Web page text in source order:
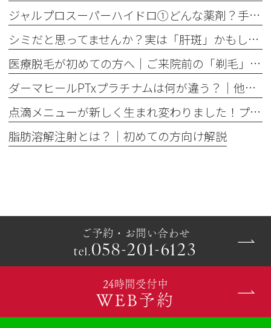
ジャルプロスーパーハイドロ①どんな薬剤？手打ちとハイコックスの違いも解説
シミだと思ってませんか？実は「肝斑」かもしれません
医療脱毛が初めての方へ│ご来院前の「剃毛」がとても大切な理由
ダーマヒールPTxプラチナムは何が違う？│他の肌育製剤との違いを解説
点滴メニューが新しく生まれ変わりました！プレミアム美容点滴・プレミアム疲労回復点滴がスタート
脂肪溶解注射とは？｜初めての方向け解説
ご予約・お問い合わせ
tel.058-201-6123
24時間受付中
WEB予約